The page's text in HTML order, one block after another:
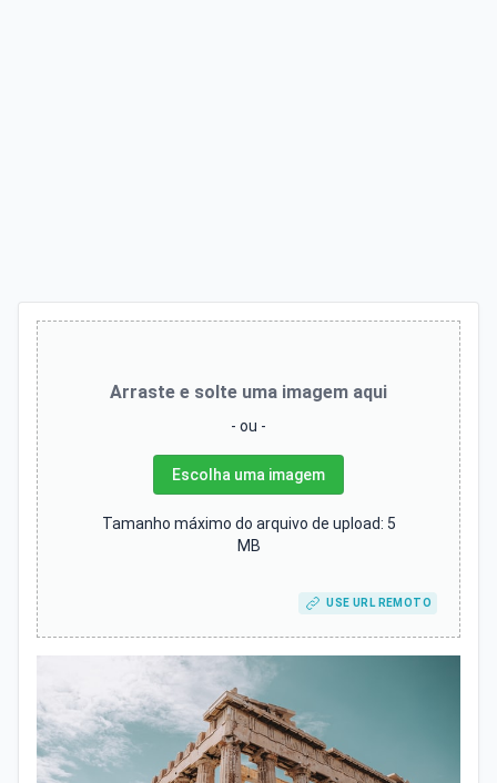
Arraste e solte uma imagem aqui
- ou -
Escolha uma imagem
Tamanho máximo do arquivo de upload: 5
MB
USE URL REMOTO